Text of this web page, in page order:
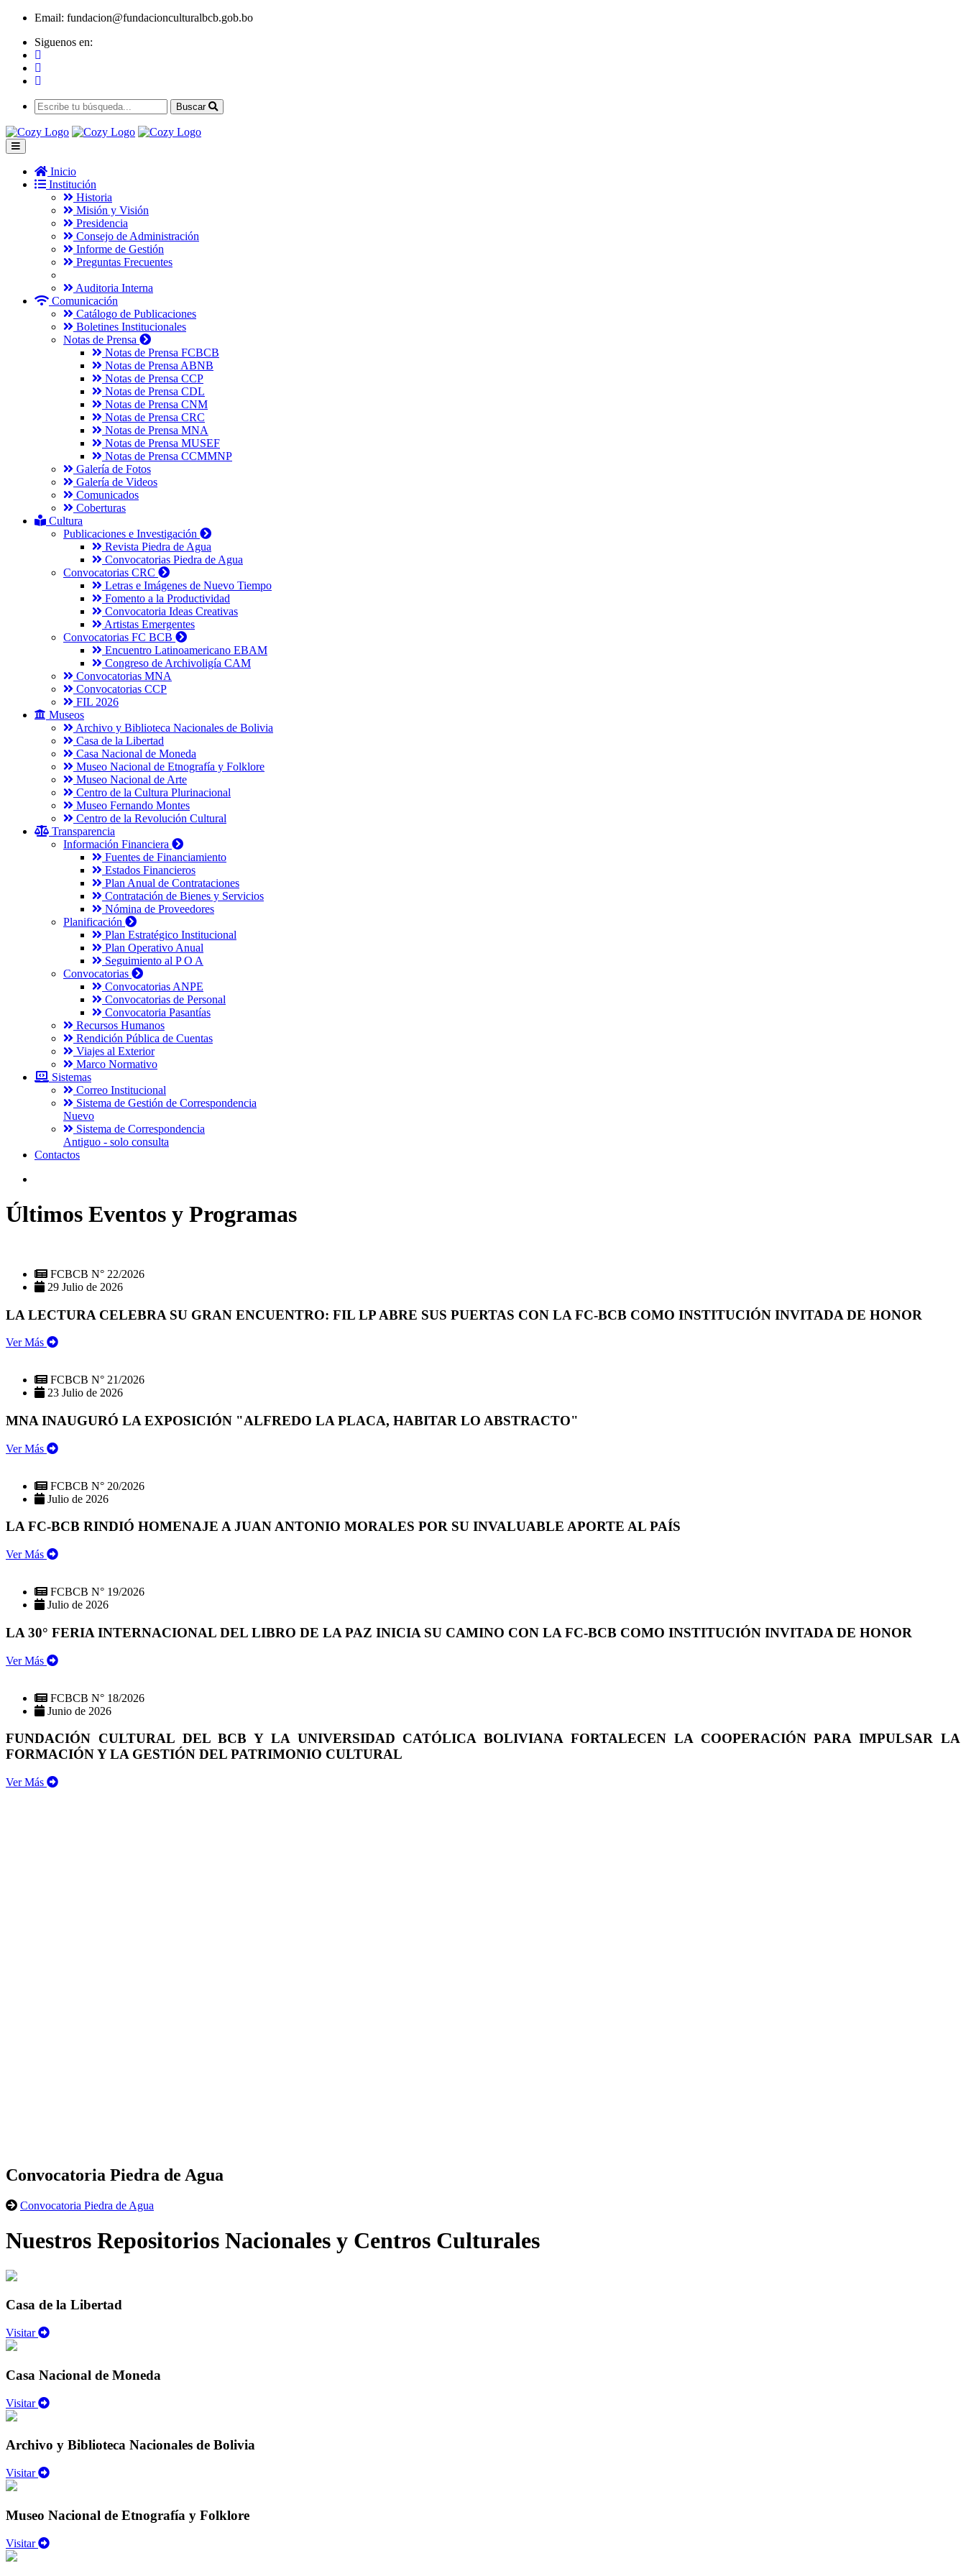
Email: fundacion@fundacionculturalbcb.gob.bo
Siguenos en:
Buscar
Inicio
Institución
Historia
Misión y Visión
Presidencia
Consejo de Administración
Informe de Gestión
Preguntas Frecuentes
Auditoria Interna
Comunicación
Catálogo de Publicaciones
Boletines Institucionales
Notas de Prensa
Notas de Prensa FCBCB
Notas de Prensa ABNB
Notas de Prensa CCP
Notas de Prensa CDL
Notas de Prensa CNM
Notas de Prensa CRC
Notas de Prensa MNA
Notas de Prensa MUSEF
Notas de Prensa CCMMNP
Galería de Fotos
Galería de Videos
Comunicados
Coberturas
Cultura
Publicaciones e Investigación
Revista Piedra de Agua
Convocatorias Piedra de Agua
Convocatorias CRC
Letras e Imágenes de Nuevo Tiempo
Fomento a la Productividad
Convocatoria Ideas Creativas
Artistas Emergentes
Convocatorias FC BCB
Encuentro Latinoamericano EBAM
Congreso de Archivoligía CAM
Convocatorias MNA
Convocatorias CCP
FIL 2026
Museos
Archivo y Biblioteca Nacionales de Bolivia
Casa de la Libertad
Casa Nacional de Moneda
Museo Nacional de Etnografía y Folklore
Museo Nacional de Arte
Centro de la Cultura Plurinacional
Museo Fernando Montes
Centro de la Revolución Cultural
Transparencia
Información Financiera
Fuentes de Financiamiento
Estados Financieros
Plan Anual de Contrataciones
Contratación de Bienes y Servicios
Nómina de Proveedores
Planificación
Plan Estratégico Institucional
Plan Operativo Anual
Seguimiento al P O A
Convocatorias
Convocatorias ANPE
Convocatorias de Personal
Convocatoria Pasantías
Recursos Humanos
Rendición Pública de Cuentas
Viajes al Exterior
Marco Normativo
Sistemas
Correo Institucional
Sistema de Gestión de Correspondencia
Nuevo
Sistema de Correspondencia
Antiguo - solo consulta
Contactos
Últimos Eventos y Programas
FCBCB N° 22/2026
29 Julio de 2026
LA LECTURA CELEBRA SU GRAN ENCUENTRO: FIL LP ABRE SUS PUERTAS CON LA FC-BCB COMO INSTITUCIÓN INVITADA DE HONOR
Ver Más
FCBCB N° 21/2026
23 Julio de 2026
MNA INAUGURÓ LA EXPOSICIÓN "ALFREDO LA PLACA, HABITAR LO ABSTRACTO"
Ver Más
FCBCB N° 20/2026
Julio de 2026
LA FC-BCB RINDIÓ HOMENAJE A JUAN ANTONIO MORALES POR SU INVALUABLE APORTE AL PAÍS
Ver Más
FCBCB N° 19/2026
Julio de 2026
LA 30° FERIA INTERNACIONAL DEL LIBRO DE LA PAZ INICIA SU CAMINO CON LA FC-BCB COMO INSTITUCIÓN INVITADA DE HONOR
Ver Más
FCBCB N° 18/2026
Junio de 2026
FUNDACIÓN CULTURAL DEL BCB Y LA UNIVERSIDAD CATÓLICA BOLIVIANA FORTALECEN LA COOPERACIÓN PARA IMPULSAR LA
FORMACIÓN Y LA GESTIÓN DEL PATRIMONIO CULTURAL
Ver Más
Convocatoria Piedra de Agua
Convocatoria Piedra de Agua
Nuestros Repositorios Nacionales y Centros Culturales
Casa de la Libertad
Visitar
Casa Nacional de Moneda
Visitar
Archivo y Biblioteca Nacionales de Bolivia
Visitar
Museo Nacional de Etnografía y Folklore
Visitar